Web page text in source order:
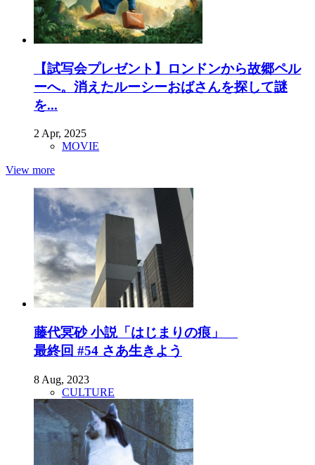
【試写会プレゼント】ロンドンから故郷ペル
ーへ。消えたルーシーおばさんを探して謎
を...
2 Apr, 2025
MOVIE
View more
藤代冥砂 小説「はじまりの痕」
最終回 #54 さあ生きよう
8 Aug, 2023
CULTURE